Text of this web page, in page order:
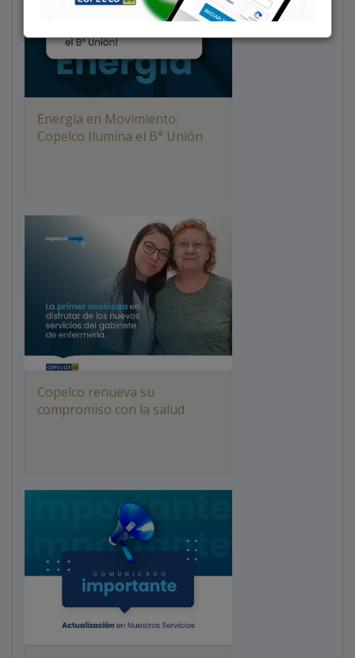
Energía en Movimiento:
Copelco Ilumina el B° Unión
Copelco renueva su
compromiso con la salud